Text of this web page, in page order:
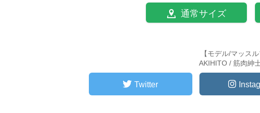
通常サイズ
【モデル/マッス
AKIHITO / 筋肉紳
Twitter